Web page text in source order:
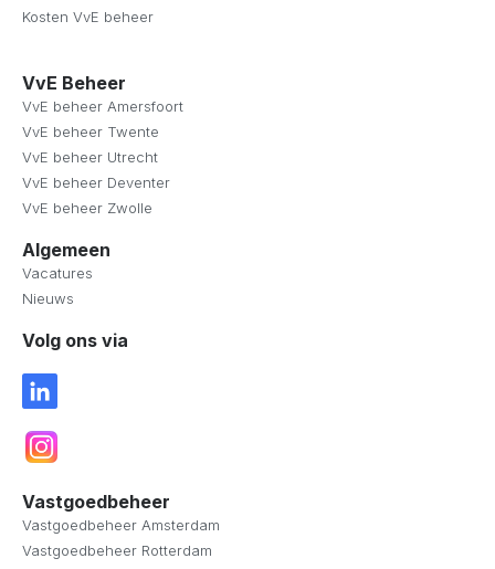
Kosten VvE beheer
VvE Beheer
VvE beheer Amersfoort
VvE beheer Twente
VvE beheer Utrecht
VvE beheer Deventer
VvE beheer Zwolle
Algemeen
Vacatures
Nieuws
Volg ons via
Vastgoedbeheer
Vastgoedbeheer Amsterdam
Vastgoedbeheer Rotterdam